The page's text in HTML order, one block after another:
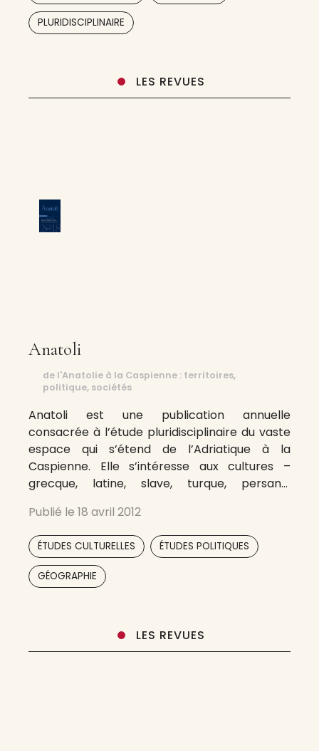
PLURIDISCIPLINAIRE
LES REVUES
Anatoli
de l'Anatolie à la Caspienne : territoires,
politique, sociétés
Anatoli est une publication annuelle
consacrée à l’étude pluridisciplinaire du vaste
espace qui s’étend de l’Adriatique à la
Caspienne. Elle s’intéresse aux cultures –
grecque, latine, slave, turque, persane,
habité et façonné. Les territoires de cet
espace, aujourd’hui fragmenté, furent jadis
unifiés, au moins partiellement, par des
pouvoirs
Publié le 18 avril 2012
ÉTUDES CULTURELLES ÉTUDES POLITIQUES
GÉOGRAPHIE
LES REVUES